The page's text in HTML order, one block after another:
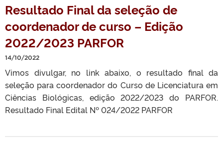
Resultado Final da seleção de
coordenador de curso – Edição
2022/2023 PARFOR
14/10/2022
Vimos divulgar, no link abaixo, o resultado final da
seleção para coordenador do Curso de Licenciatura em
Ciências Biológicas, edição 2022/2023 do PARFOR.
Resultado Final Edital Nº 024/2022 PARFOR